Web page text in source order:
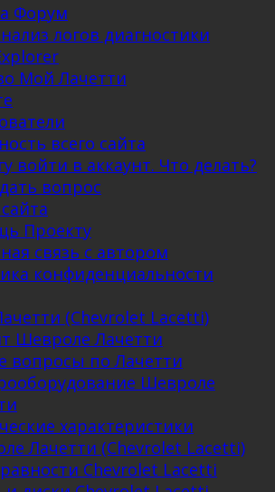
Форум
логов диагностики
Мой Лачетти
всего сайта
войти в аккаунт. Что делать?
вопрос
Проекту
связь с автором
конфиденциальности
(Chevrolet Lacetti)
Шевроле Лачетти
вопросы по Лачетти
Шевроле
характеристики
Лачетти (Chevrolet Lacetti)
Chevrolet Lacetti